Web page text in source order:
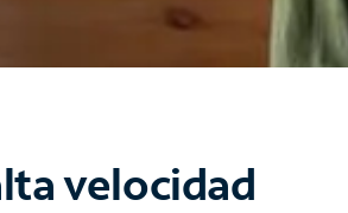
velocidad